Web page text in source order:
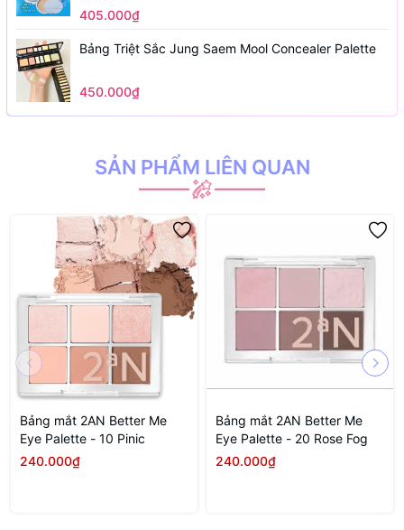
405.000₫
Bảng Triệt Sắc Jung Saem Mool Concealer Palette
450.000₫
SẢN PHẨM LIÊN QUAN
Bảng mắt 2AN Better Me
Eye Palette - 10 Pinic
240.000₫
Bảng mắt 2AN Better Me
Eye Palette - 20 Rose Fog
240.000₫